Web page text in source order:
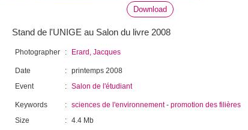
Download
Stand de l'UNIGE au Salon du livre 2008
Photographer : Erard, Jacques
Date : printemps 2008
Event
: Salon de l'étudiant
Keywords : sciences de l'environnement- promotion des filières
Size
: 4.4 Mb